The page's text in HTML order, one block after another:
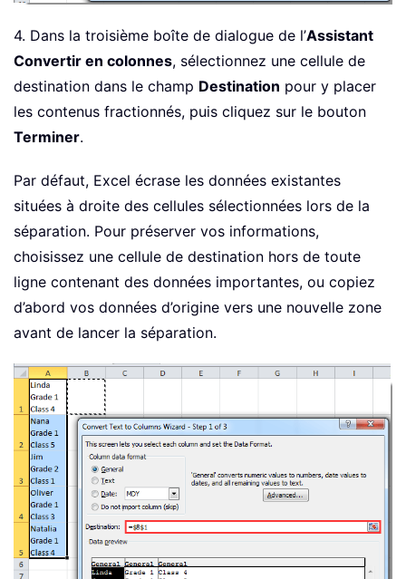
4. Dans la troisième boîte de dialogue de l’Assistant
Convertir en colonnes, sélectionnez une cellule de
destination dans le champ Destination pour y placer
les contenus fractionnés, puis cliquez sur le bouton
Terminer.
Par défaut, Excel écrase les données existantes
situées à droite des cellules sélectionnées lors de la
séparation. Pour préserver vos informations,
choisissez une cellule de destination hors de toute
ligne contenant des données importantes, ou copiez
d’abord vos données d’origine vers une nouvelle zone
avant de lancer la séparation.